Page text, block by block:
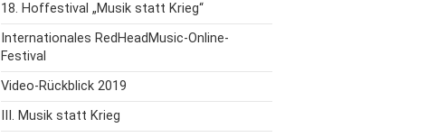
18. Hoffestival „Musik statt Krieg“
Internationales RedHeadMusic-Online-
Festival
Video-Rückblick 2019
III. Musik statt Krieg